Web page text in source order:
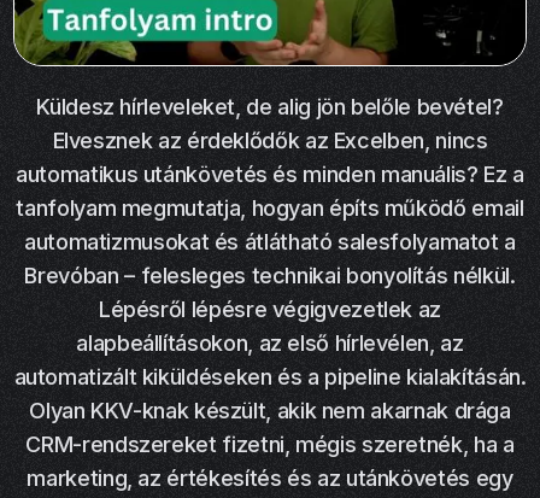
Küldesz hírleveleket, de alig jön belőle bevétel?
Elvesznek az érdeklődők az Excelben, nincs
automatikus utánkövetés és minden manuális? Ez a
tanfolyam megmutatja, hogyan építs működő email
automatizmusokat és átlátható salesfolyamatot a
Brevóban – felesleges technikai bonyolítás nélkül.
Lépésről lépésre végigvezetlek az
alapbeállításokon, az első hírlevélen, az
automatizált kiküldéseken és a pipeline kialakításán.
Olyan KKV-knak készült, akik nem akarnak drága
CRM-rendszereket fizetni, mégis szeretnék, ha a
marketing, az értékesítés és az utánkövetés egy